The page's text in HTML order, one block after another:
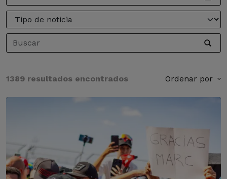
1389 resultados encontrados Ordenar por